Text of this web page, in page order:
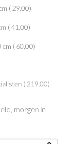
( 29,00)
(41,00)
cm ( 60,00)
( 219,00)
morgen in